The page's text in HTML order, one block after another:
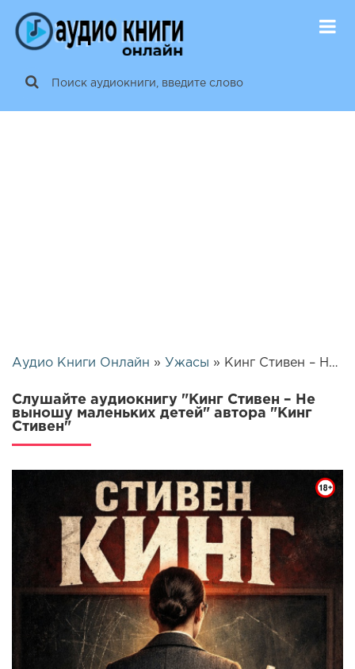
Аудио Книги Онлайн » Ужасы » Кинг Стивен – Не выношу маленьких детей | 25768
Слушайте аудиокнигу "Кинг Стивен – Не
выношу маленьких детей" автора "Кинг
Стивен"